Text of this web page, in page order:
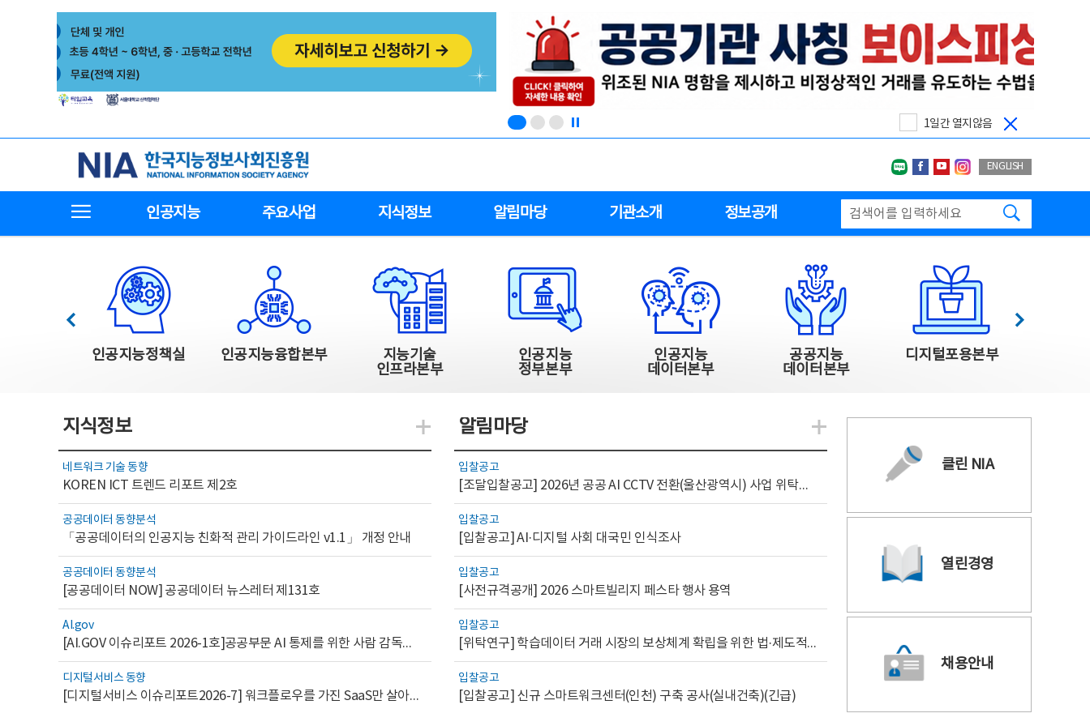
1일간 열지않음
한국지능정보사회진흥원
네이버블로그
페이스북
유투브인스타그랩
ENGLISH
인공지능 주요사업 지식정보 알림마당 기관소개 정보공개
한국지능정보사회진흥원 주요사업
인공지능정책실 인공지능융합본부
지능기술
인프라본부
인공지능
정부본부
인공지능
데이터본부
공공지능
데이터본부
디지털포용본부
이전 다음
지식정보
네트워크 기술 동향
KOREN ICT 트렌드 리포트 제2호
공공데이터 동향분석
「공공데이터의 인공지능 친화적 관리 가이드라인 v1.1」 개정 안내
공공데이터 동향분석
[공공데이터 NOW] 공공데이터 뉴스레터 제131호
AI.gov
[AI.GOV 이슈리포트 2026-1호]공공부문 AI 통제를 위한 사람 감독의 해외 사례 분석 및 시사점
디지털서비스 동향
[디지털서비스 이슈리포트2026-7] 워크플로우를 가진 SaaS만 살아남는다
지식관련 더보기
알림마당
입찰공고
[조달입찰공고] 2026년 공공 AI CCTV 전환(울산광역시) 사업 위탁감리
입찰공고
[입찰공고] AI·디지털 사회 대국민 인식조사
입찰공고
[사전규격공개] 2026 스마트빌리지 페스타 행사 용역
입찰공고
[위탁연구] 학습데이터 거래 시장의 보상체계 확립을 위한 법·제도적 검토 방안 연구
입찰공고
[입찰공고] 신규 스마트워크센터(인천) 구축 공사(실내건축)(긴급)
알림관련 더보기
클린 NIA
열린경영
채용안내